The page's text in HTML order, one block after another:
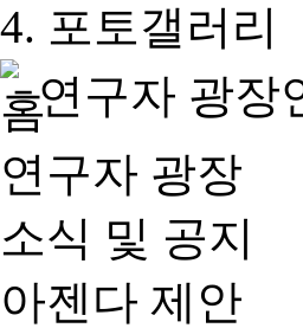
포토갤러리
연구자 광장
연구자 광장
소식 및 공지
아젠다 제안